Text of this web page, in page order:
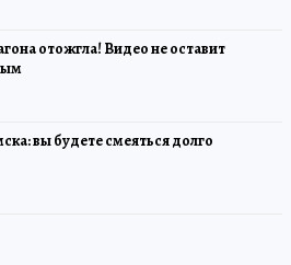
отожгла! Видео не оставит
вы будете смеяться долго